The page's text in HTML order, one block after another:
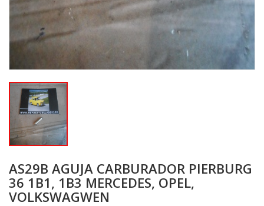
AS29B AGUJA CARBURADOR PIERBURG
36 1B1, 1B3 MERCEDES, OPEL,
VOLKSWAGWEN